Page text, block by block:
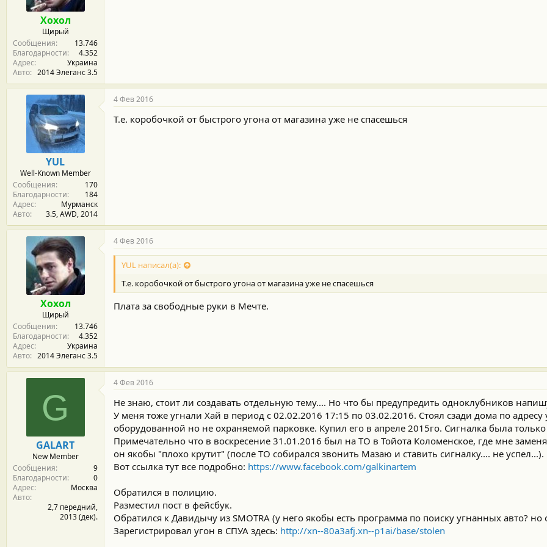
Хохол
Щирый
Сообщения
13.746
Благодарности
4.352
Адрес
Украина
Авто
2014 Элеганс 3.5
YUL
Well-Known Member
Сообщения
170
Благодарности
184
Адрес
Мурманск
Авто
3.5, АWD, 2014
4 Фев 2016
Т.е. коробочкой от быстрого угона от магазина уже не спасешься
Хохол
Щирый
Сообщения
13.746
Благодарности
4.352
Адрес
Украина
Авто
2014 Элеганс 3.5
4 Фев 2016
YUL написал(а):
Т.е. коробочкой от быстрого угона от магазина уже не спасешься
Плата за свободные руки в Мечте.
G
GALART
New Member
Сообщения
9
Благодарности
0
Адрес
Москва
Авто
2,7 передний,
2013 (дек).
4 Фев 2016
Не знаю, стоит ли создавать отдельную тему.... Но что бы предупредить одноклубников
У меня тоже угнали Хай в период с 02.02.2016 17:15 по 03.02.2016. Стоял сзади дома по
оборудованной но не охраняемой парковке. Купил его в апреле 2015го. Сигналка была
Примечательно что в воскресение 31.01.2016 был на ТО в Тойота Коломенское, где мне
он якобы "плохо крутит" (после ТО собирался звонить Мазаю и ставить сигналку.... не успел...).
Вот ссылка тут все подробно: https://www.facebook.com/galkinartem
Обратился в полицию.
Разместил пост в фейсбук.
Обратился к Давидычу из SMOTRA (у него якобы есть программа по поиску угнанных авто? но
Зарегистрировал угон в СПУА здесь: http://xn--80a3afj.xn--p1ai/base/stolen